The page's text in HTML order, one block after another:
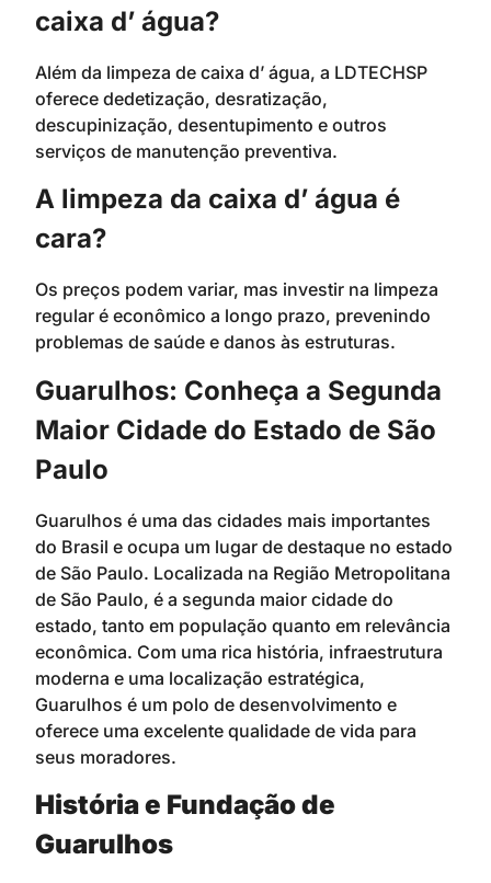
caixa d’ água?
Além da limpeza de caixa d’ água, a LDTECHSP
oferece dedetização, desratização,
descupinização, desentupimento e outros
serviços de manutenção preventiva.
A limpeza da caixa d’ água é
cara?
Os preços podem variar, mas investir na limpeza
regular é econômico a longo prazo, prevenindo
problemas de saúde e danos às estruturas.
Guarulhos: Conheça a Segunda
Maior Cidade do Estado de São
Paulo
Guarulhos é uma das cidades mais importantes
do Brasil e ocupa um lugar de destaque no estado
de São Paulo. Localizada na Região Metropolitana
de São Paulo, é a segunda maior cidade do
estado, tanto em população quanto em relevância
econômica. Com uma rica história, infraestrutura
moderna e uma localização estratégica,
Guarulhos é um polo de desenvolvimento e
oferece uma excelente qualidade de vida para
seus moradores.
História e Fundação de
Guarulhos